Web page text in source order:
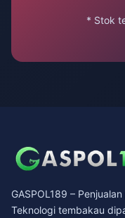
* Stok
GASPOL189 –
Teknologi tembakau